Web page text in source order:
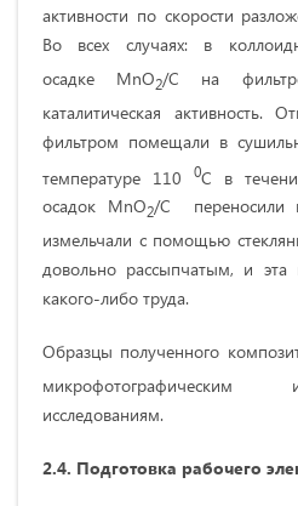
активности по скорости
Во всех случаях: в
осадке MnO2/С на
каталитическая активность.
фильтром помещали в
температуре 110 0С в
осадок MnO2/С
измельчали с помощью
довольно рассыпчатым, и эта
какого-либо труда.
Образцы полученного
исследованиям.
2.4. Подготовка рабочего